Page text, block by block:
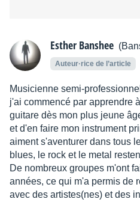
Esther Banshee
Auteur·rice de l’article
Musicienne semi-
j'ai commencé par apprendre
guitare dès mon plus jeune
et d'en faire mon instrument
aiment s'aventurer dans tous
blues, le rock et le metal
De nombreux groupes m'ont
années, ce qui m'a permis de
avec des artistes(nes) et des